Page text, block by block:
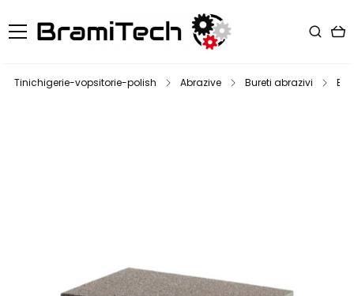
Tinichigerie-vopsitorie-polish Abrazive Bureti abrazivi